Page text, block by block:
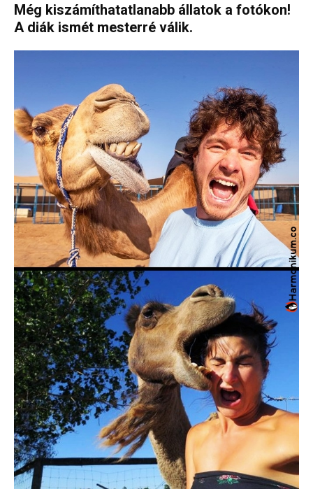
Még kiszámíthatatlanabb állatok a fotókon!
A diák ismét mesterré válik.